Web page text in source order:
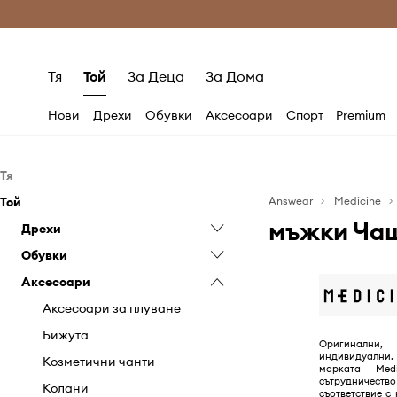
Безплатни
Тя Той За Деца За Дома
Нови Дрехи Обувки Аксесоари Спорт Premium
Тя
Бански
Бельо
Блузи и ризи
Гащеризони
Дънки
Къси панталони
Палта
Обувки
Балеринки
Боти
Ботуши
Гумени ботуши
Еспадрили
Кецове
Аксесоари
Аксесоари за плуване
Бижута
Козметични чанти
Колани
Портмонета
Той
Дрехи
Бански
Бельо
Дънки
Къси панталони
Палта
Панталони
Обувки
Боти
Кецове
Маратонки
Пантофи
Половинки обувки и мокасини
Аксесоари
Аксесоари за плуване
Бижута
Козметични чанти
Колани
Answear Medicine
мъжки
марката
съответствие